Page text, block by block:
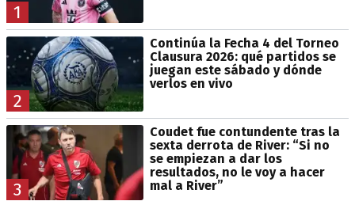
1
2
Continúa la Fecha 4 del Torneo
Clausura 2026: qué partidos se
juegan este sábado y dónde
verlos en vivo
3
Coudet fue contundente tras la
sexta derrota de River: “Si no
se empiezan a dar los
resultados, no le voy a hacer
mal a River”